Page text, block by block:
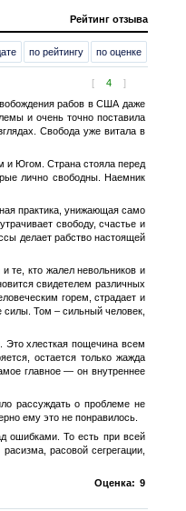
Рейтинг отзыва
по рейтингу по оценке
[ 4 ]
рабов в США даже
и очень точно поставила
Свобода уже витала в
и Югом. Страна стояла перед
лично свободны. Наемник
практика, унижающая само
свободу, счастье и
делает рабство настоящей
те, кто жалел невольников и
свидетелем различных
горем, страдает и
Том – сильный человек,
Это хлесткая пощечина всем
остается только жажда
главное — он внутреннее
рассуждать о проблеме не
ему это не понравилось.
ошибками. То есть при всей
расовой сегрегации,
Оценка: 9